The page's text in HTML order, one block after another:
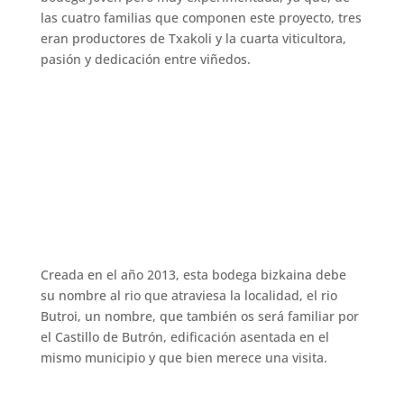
las cuatro familias que componen este proyecto, tres
eran productores de Txakoli y la cuarta viticultora,
pasión y dedicación entre viñedos.
Creada en el año 2013, esta bodega bizkaina debe
su nombre al rio que atraviesa la localidad, el rio
Butroi, un nombre, que también os será familiar por
el Castillo de Butrón, edificación asentada en el
mismo municipio y que bien merece una visita.